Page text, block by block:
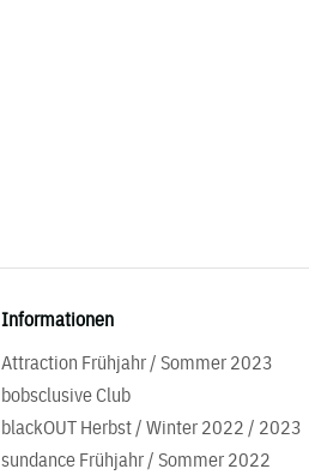
Informationen
Attraction Frühjahr / Sommer 2023
bobsclusive Club
blackOUT Herbst / Winter 2022 / 2023
sundance Frühjahr / Sommer 2022